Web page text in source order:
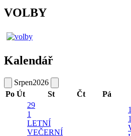
VOLBY
Kalendář
Srpen2026
Po Út St Čt Pá
29
1
LETNÍ
VEČERNÍ
1
1